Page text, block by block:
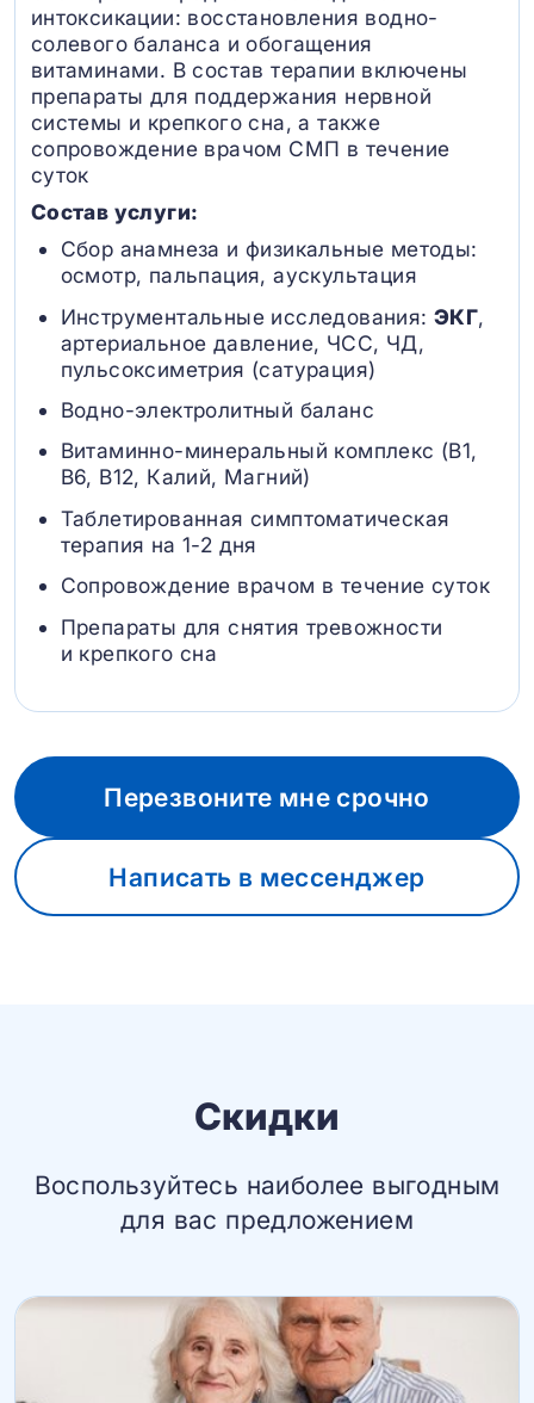
интоксикации: восстановления водно-
солевого баланса и обогащения
витаминами. В состав терапии включены
препараты для поддержания нервной
системы и крепкого сна, а также
сопровождение врачом СМП в течение
суток
Состав услуги:
Сбор анамнеза и физикальные методы:
осмотр, пальпация, аускультация
Инструментальные исследования: ЭКГ,
артериальное давление, ЧСС, ЧД,
пульсоксиметрия (сатурация)
Водно-электролитный баланс
Витаминно-минеральный комплекс (B1,
B6, В12, Калий, Магний)
Таблетированная симптоматическая
терапия на 1-2 дня
Сопровождение врачом в течение суток
Препараты для снятия тревожности
и крепкого сна
Перезвоните мне срочно
Написать в мессенджер
Скидки
Воспользуйтесь наиболее выгодным
для вас предложением